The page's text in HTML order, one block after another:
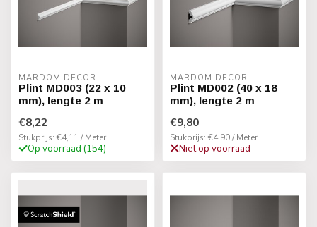
MARDOM DECOR
Plint MD003 (22 x 10
mm), lengte 2 m
€8,22
Stukprijs: €4,11 / Meter
Op voorraad (154)
MARDOM DECOR
Plint MD002 (40 x 18
mm), lengte 2 m
€9,80
Stukprijs: €4,90 / Meter
Niet op voorraad